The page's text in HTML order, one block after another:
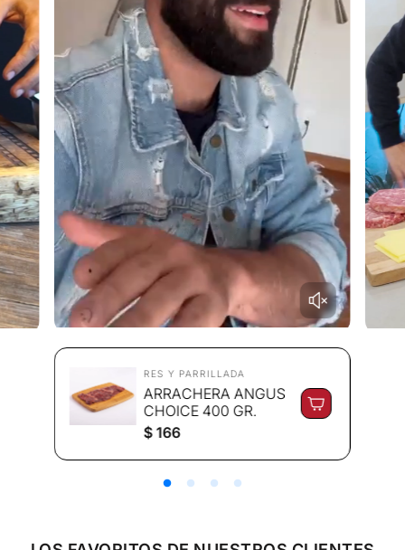
RES Y PARRILLADA
ARRACHERA ANGUS
CHOICE 400 GR.
P
e
e
$ 166